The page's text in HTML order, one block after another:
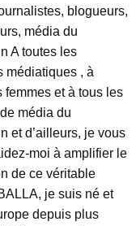
blogueurs,
média du
A toutes les
médiatiques , à
femmes et à tous les
média du
et d’ailleurs, je vous
moi à amplifier le
de ce véritable
je suis né et
depuis plus